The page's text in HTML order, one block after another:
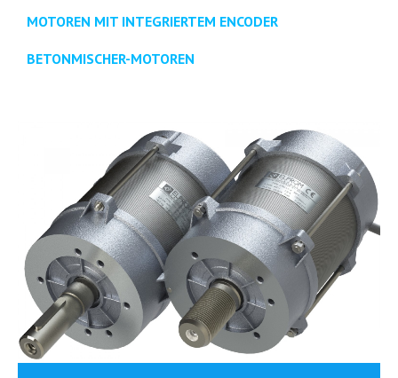
MOTOREN MIT INTEGRIERTEM ENCODER
BETONMISCHER-MOTOREN